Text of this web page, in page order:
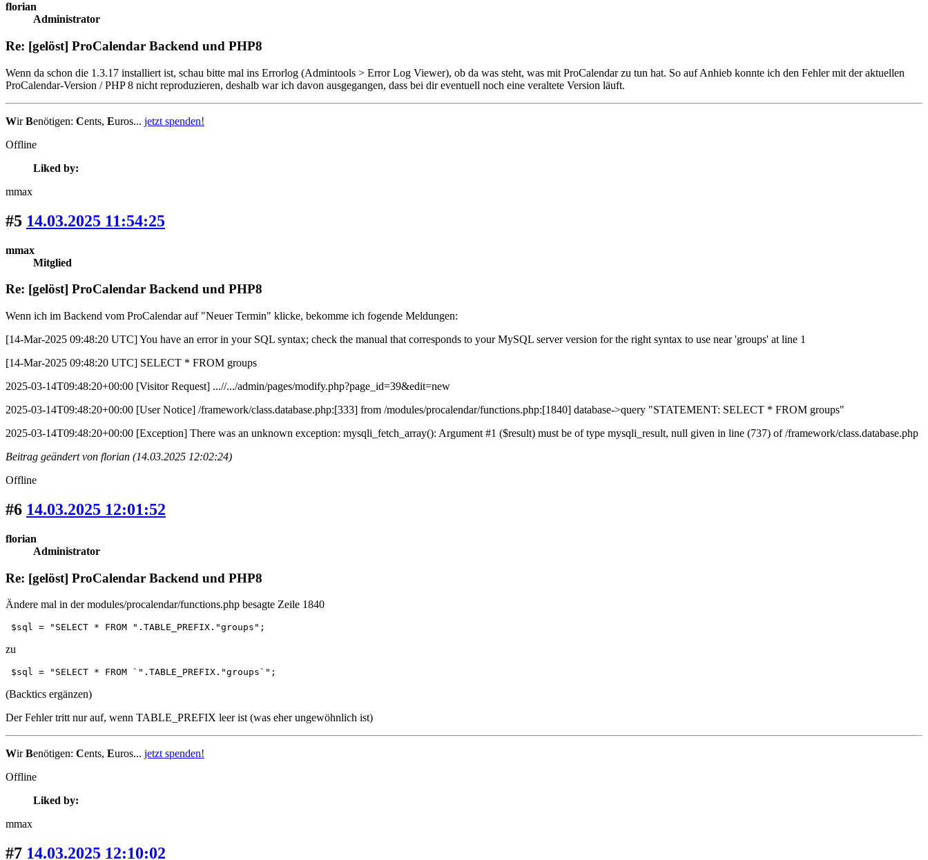
florian
Administrator
Re: [gelöst] ProCalendar Backend und PHP8
Wenn da schon die 1.3.17 installiert ist, schau bitte mal ins Errorlog (Admintools > Error Log Viewer), ob da was steht, was mit ProCalendar zu tun hat. So auf Anhieb konnte ich den Fehler mit der aktuellen
ProCalendar-Version / PHP 8 nicht reproduzieren, deshalb war ich davon ausgegangen, dass bei dir eventuell noch eine veraltete Version läuft.
WirBenötigen: Cents, Euros... jetzt spenden!
Offline
Liked by:
mmax
#5 14.03.2025 11:54:25
mmax
Mitglied
Re: [gelöst] ProCalendar Backend und PHP8
Wenn ich im Backend vom ProCalendar auf "Neuer Termin" klicke, bekomme ich fogende Meldungen:
[14-Mar-2025 09:48:20 UTC] You have an error in your SQL syntax; check the manual that corresponds to your MySQL server version for the right syntax to use near 'groups' at line 1
[14-Mar-2025 09:48:20 UTC] SELECT * FROM groups
2025-03-14T09:48:20+00:00 [Visitor Request] ...//.../admin/pages/modify.php?page_id=39&edit=new
2025-03-14T09:48:20+00:00 [User Notice] /framework/class.database.php:[333] from /modules/procalendar/functions.php:[1840] database->query "STATEMENT: SELECT * FROM groups"
2025-03-14T09:48:20+00:00 [Exception] There was an unknown exception: mysqli_fetch_array(): Argument #1 ($result) must be of type mysqli_result, null given in line (737) of /framework/class.database.php
Beitrag geändert von florian (14.03.2025 12:02:24)
Offline
#6 14.03.2025 12:01:52
florian
Administrator
Re: [gelöst] ProCalendar Backend und PHP8
Ändere mal in der modules/procalendar/functions.php besagte Zeile 1840
$sql = "SELECT * FROM ".TABLE_PREFIX."groups";
zu
$sql = "SELECT * FROM `".TABLE_PREFIX."groups`";
(Backtics ergänzen)
Der Fehler tritt nur auf, wenn TABLE_PREFIX leer ist (was eher ungewöhnlich ist)
WirBenötigen: Cents, Euros... jetzt spenden!
Offline
Liked by:
mmax
#7 14.03.2025 12:10:02